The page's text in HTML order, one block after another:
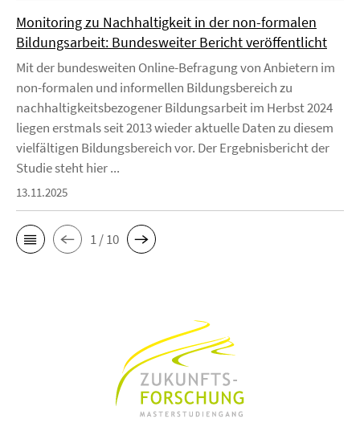
Monitoring zu Nachhaltigkeit in der non-formalen
Bildungsarbeit: Bundesweiter Bericht veröffentlicht
Mit der bundesweiten Online-Befragung von Anbietern im
non-formalen und informellen Bildungsbereich zu
nachhaltigkeitsbezogener Bildungsarbeit im Herbst 2024
liegen erstmals seit 2013 wieder aktuelle Daten zu diesem
vielfältigen Bildungsbereich vor. Der Ergebnisbericht der
Studie steht hier ...
13.11.2025
1 / 10